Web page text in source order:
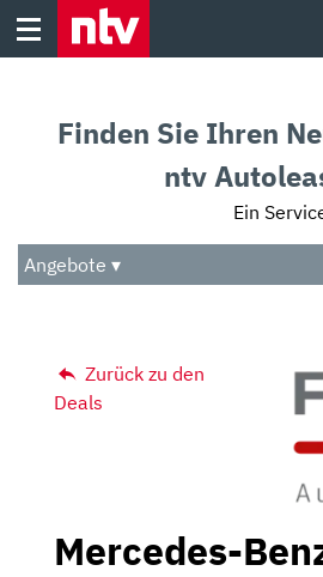
Skip
Audio
Das Beste
Finden Sie Ihren
ntv
Ein
Angebote ▾
Zurück zu den
Deals
Mercedes-